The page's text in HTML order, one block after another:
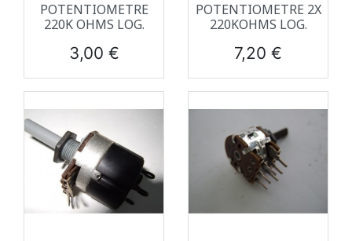
POTENTIOMETRE
220K OHMS LOG.
Prix
3,00 €
POTENTIOMETRE 2X
220KOHMS LOG.
Prix
7,20 €